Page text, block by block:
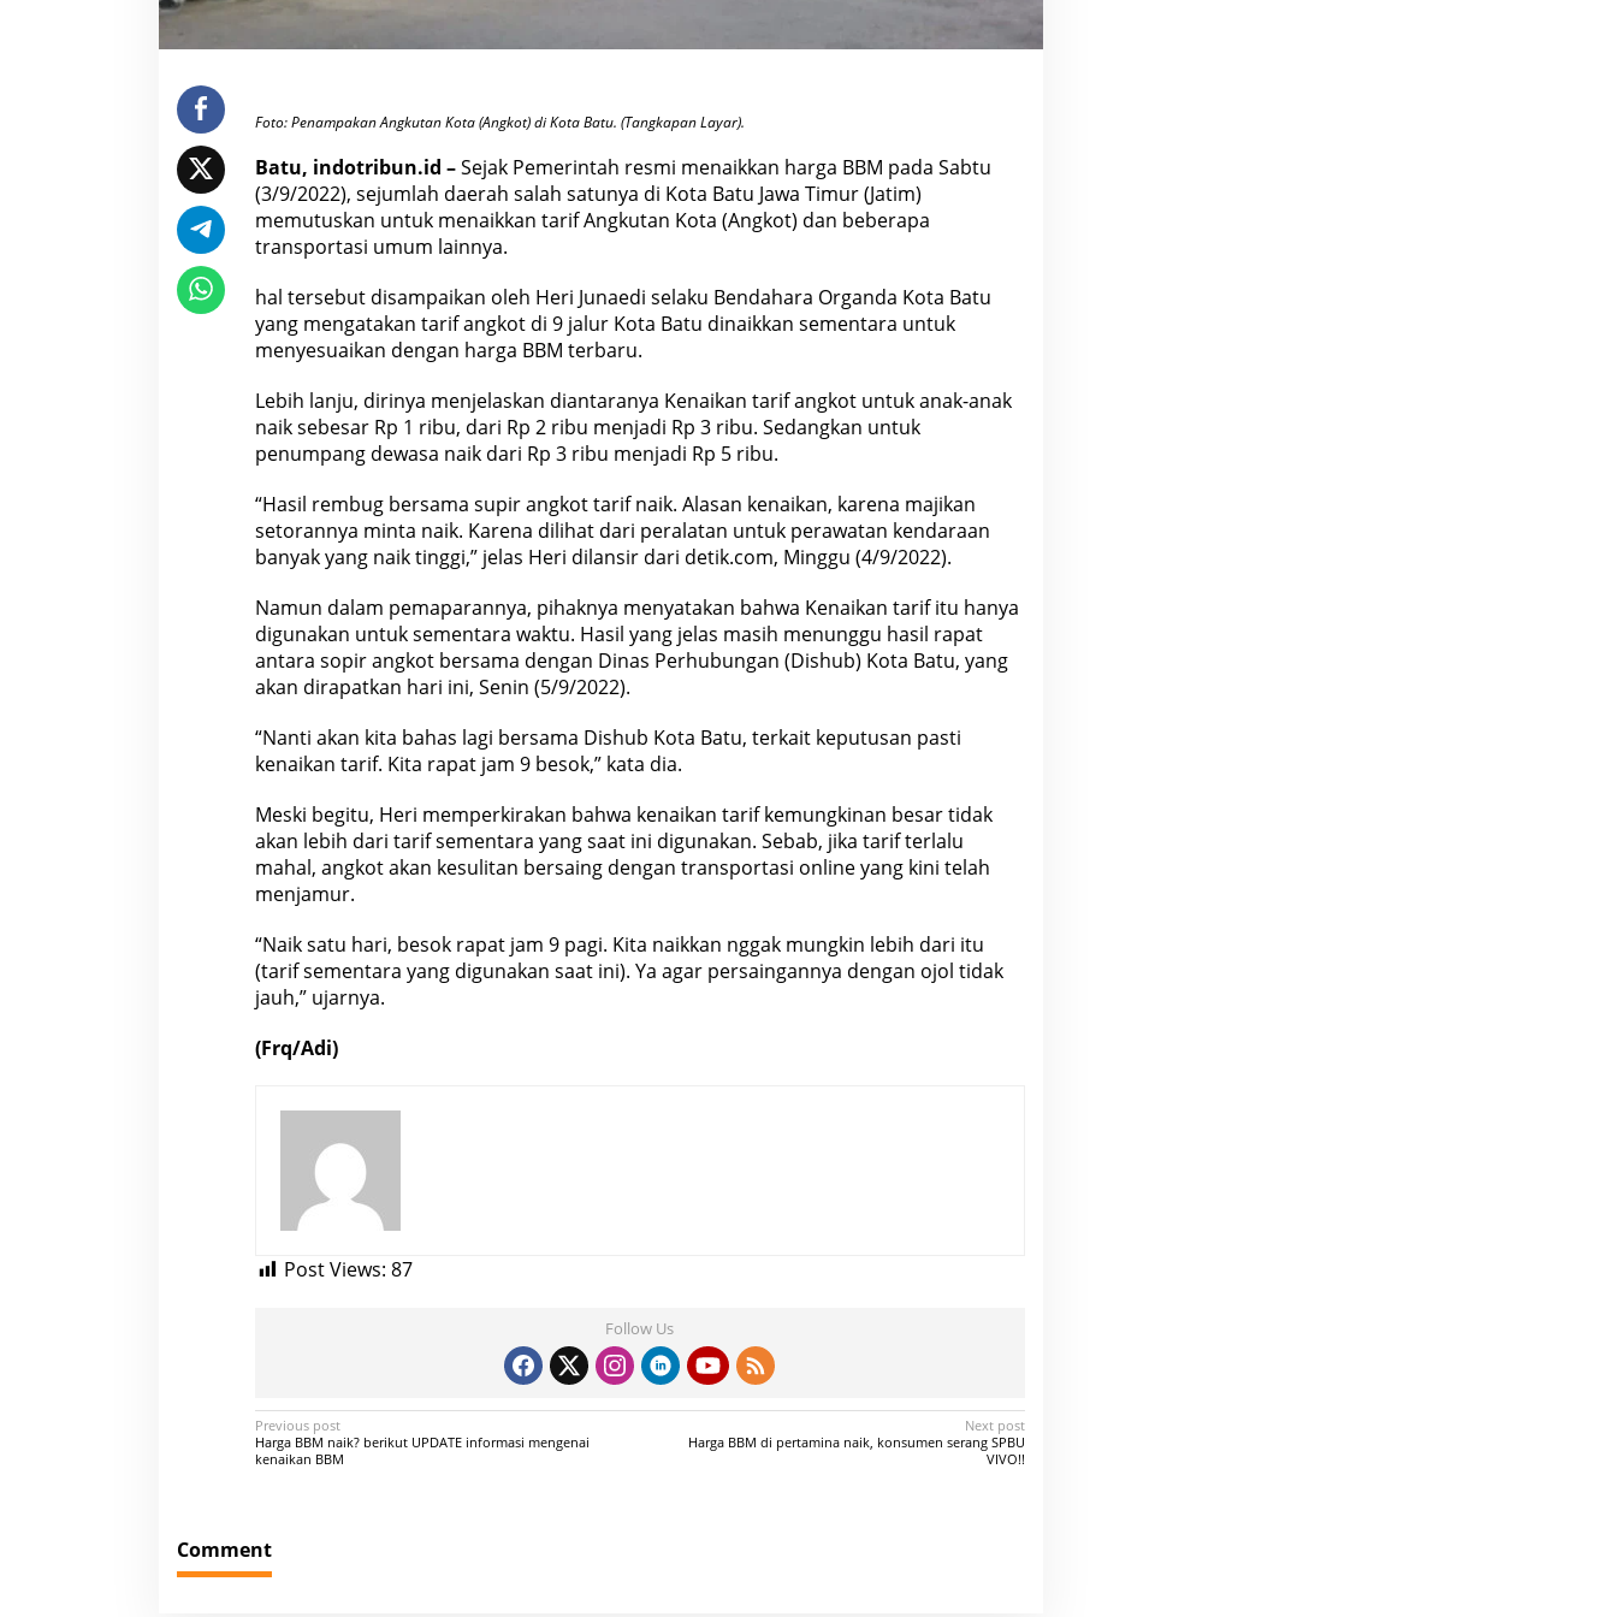
e
i
k
n
T
a
r
i
f
Foto: Penampakan Angkutan Kota (Angkot) di Kota Batu. (Tangkapan Layar).
Batu, indotribun.id –Sejak Pemerintah resmi menaikkan harga BBM pada Sabtu
(3/9/2022), sejumlah daerah salah satunya di Kota Batu Jawa Timur (Jatim)
memutuskan untuk menaikkan tarif Angkutan Kota (Angkot) dan beberapa
transportasi umum lainnya.
hal tersebut disampaikan oleh Heri Junaedi selaku Bendahara Organda Kota Batu
yang mengatakan tarif angkot di 9 jalur Kota Batu dinaikkan sementara untuk
menyesuaikan dengan harga BBM terbaru.
Lebih lanju, dirinya menjelaskan diantaranya Kenaikan tarif angkot untuk anak-anak
naik sebesar Rp 1 ribu, dari Rp 2 ribu menjadi Rp 3 ribu. Sedangkan untuk
penumpang dewasa naik dari Rp 3 ribu menjadi Rp 5 ribu.
“Hasil rembug bersama supir angkot tarif naik. Alasan kenaikan, karena majikan
setorannya minta naik. Karena dilihat dari peralatan untuk perawatan kendaraan
banyak yang naik tinggi,” jelas Heri dilansir dari detik.com, Minggu (4/9/2022).
Namun dalam pemaparannya, pihaknya menyatakan bahwa Kenaikan tarif itu hanya
digunakan untuk sementara waktu. Hasil yang jelas masih menunggu hasil rapat
antara sopir angkot bersama dengan Dinas Perhubungan (Dishub) Kota Batu, yang
akan dirapatkan hari ini, Senin (5/9/2022).
“Nanti akan kita bahas lagi bersama Dishub Kota Batu, terkait keputusan pasti
kenaikan tarif. Kita rapat jam 9 besok,” kata dia.
Meski begitu, Heri memperkirakan bahwa kenaikan tarif kemungkinan besar tidak
akan lebih dari tarif sementara yang saat ini digunakan. Sebab, jika tarif terlalu
mahal, angkot akan kesulitan bersaingdengan transportasi online yang kini telah
menjamur.
“Naik satu hari, besok rapat jam 9 pagi. Kita naikkan nggak mungkin lebih dari itu
(tarif sementara yang digunakan saat ini). Ya agar persaingannya dengan ojol tidak
jauh,” ujarnya.
(Frq/Adi)
Post Views: 87
Follow Us
P
o
t
n
Previous post
Harga BBM naik? berikut UPDATE informasi mengenai
kenaikan BBM
Next post
Harga BBM di pertamina naik, konsumen serang SPBU
VIVO!!
Comment